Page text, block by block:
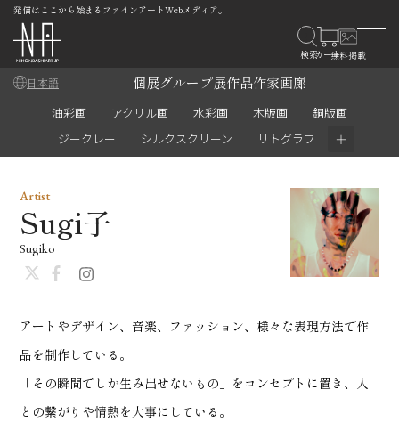
発信はここから始まるファインアートWebメディア。
日本語 個展グループ展作品作家画廊
油彩画 アクリル画 水彩画 木版画
銅版画
ジークレー
シルクスクリーン リトグラフ ＋
アートやデザイン、音楽、ファッション、様々な表現方法で作
品を制作している。
「その瞬間でしか生み出せないもの」をコンセプトに置き、人
との繋がりや情熱を大事にしている。
Artist
Sugi子
Sugiko